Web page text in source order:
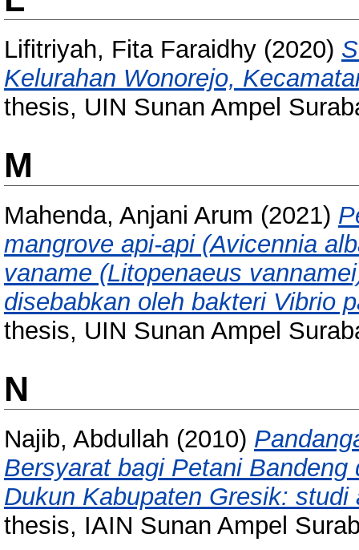
Lifitriyah, Fita Faraidhy (2020)
Kelurahan Wonorejo,
thesis, UIN Sunan Ampel
M
Mahenda, Anjani Arum (2021)
mangrove api-api (Avicennia
vaname (Litopenaeus
disebabkan oleh bakteri Vibrio
thesis, UIN Sunan Ampel
N
Najib, Abdullah (2010)
Bersyarat bagi Petani
Dukun Kabupaten Gresik:
thesis, IAIN Sunan Ampel